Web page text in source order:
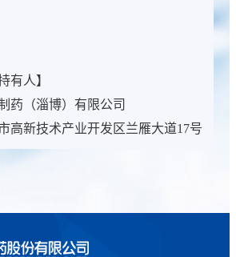
持有人】
药（淄博）有限公司
高新技术产业开发区兰雁大道17号